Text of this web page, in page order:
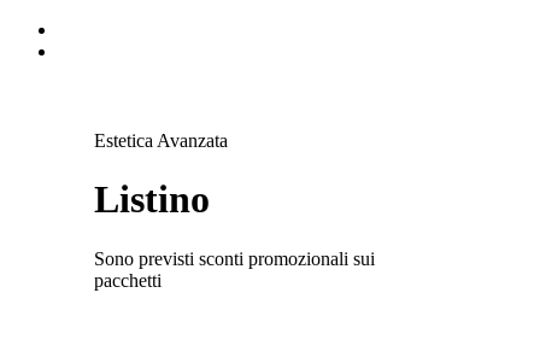
Estetica Avanzata
Listino
Sono previsti sconti promozionali sui
pacchetti